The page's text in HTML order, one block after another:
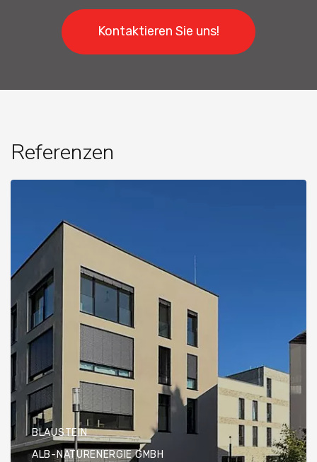
Kontaktieren Sie uns!
Referenzen
BLAUSTEIN
ALB-NATURENERGIE GMBH